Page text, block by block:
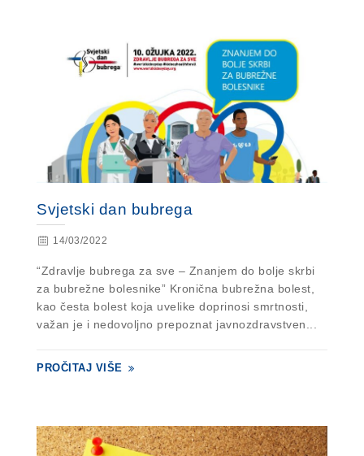
Svjetski dan bubrega
14/03/2022
“Zdravlje bubrega za sve – Znanjem do bolje skrbi
za bubrežne bolesnike” Kronična bubrežna bolest,
kao česta bolest koja uvelike doprinosi smrtnosti,
važan je i nedovoljno prepoznat javnozdravstven...
PROČITAJ VIŠE